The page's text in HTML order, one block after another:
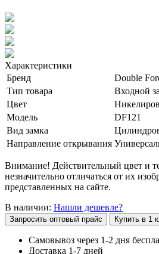
Характеристики
Бренд
Double
Тип товара
Входной
Цвет
Модель
DF121
Вид замка
Направление открывания
Внимание! Действительный цвет и
незначительно отличаться от их
представленных на сайте.
В наличии: Нашли дешевле?
Запросить оптовый прайс Купить в 1
Самовывоз через 1-2 дня
Доставка 1-7 дней